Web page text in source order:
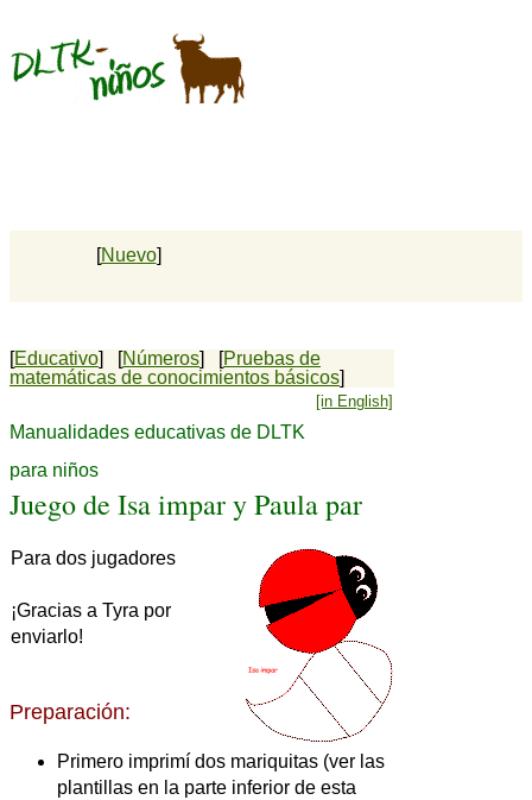
[Nuevo]
[Educativo] [Números] [Pruebas de
matemáticas de conocimientos básicos]
[in English]
Manualidades educativas de DLTK
para niños
Juego de Isa impar y Paula par
Para dos jugadores
¡Gracias a Tyra por
enviarlo!
Preparación:
Primero imprimí dos mariquitas (ver las
plantillas en la parte inferior de esta